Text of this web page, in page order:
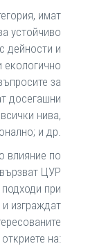
имат
устойчиво
дейности и
екологично
за
досегашни
нива,
и др.
влияние по
ЦУР
при
изграждат
на: